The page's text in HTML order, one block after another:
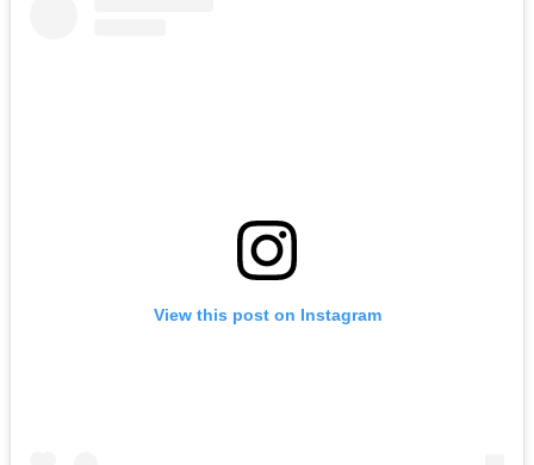
View this post on Instagram